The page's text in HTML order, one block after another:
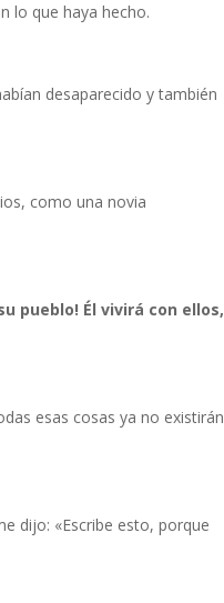
lo que haya hecho.
desaparecido y también
como una novia
pueblo! Él vivirá con ellos,
esas cosas ya no existirán
dijo: «Escribe esto, porque